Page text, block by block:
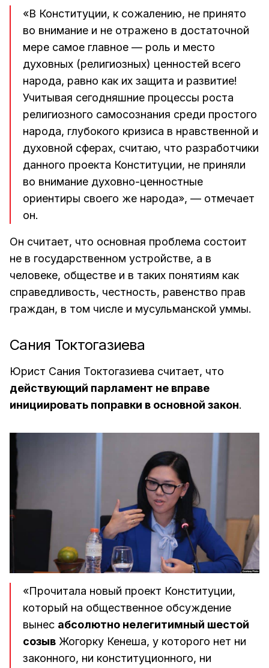
«В Конституции, к сожалению, не принято
во внимание и не отражено в достаточной
мере самое главное — роль и место
духовных (религиозных) ценностей всего
народа, равно как их защита и развитие!
Учитывая сегодняшние процессы роста
религиозного самосознания среди простого
народа, глубокого кризиса в нравственной и
духовной сферах, считаю, что разработчики
данного проекта Конституции, не приняли
во внимание духовно-ценностные
ориентиры своего же народа», — отмечает
он.
Он считает, что основная проблема состоит
не в государственном устройстве, а в
человеке, обществе и в таких понятиям как
справедливость, честность, равенство прав
граждан, в том числе и мусульманской уммы.
Сания Токтогазиева
Юрист Сания Токтогазиева считает, что
действующий парламент не вправе
инициировать поправки в основной закон.
«Прочитала новый проект Конституции,
который на общественное обсуждение
вынес абсолютно нелегитимный шестой
созыв Жогорку Кенеша, у которого нет ни
законного, ни конституционного, ни